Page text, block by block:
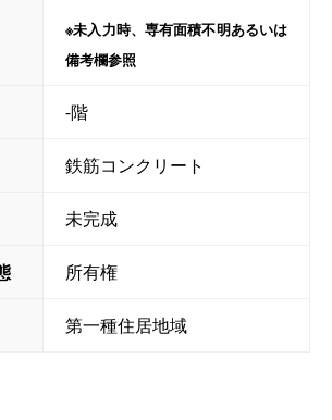
※未入力時、専有面積不明あるいは
備考欄参照
-階
鉄筋コンクリート
未完成
所有権
第一種住居地域